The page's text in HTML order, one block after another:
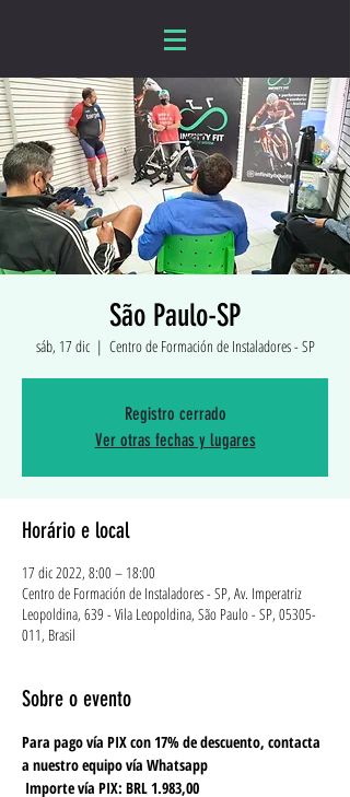
São Paulo-SP
sáb, 17 dic
  |
Centro de Formación de Instaladores - SP
Registro cerrado
Ver otras fechas y lugares
Horário e local
17 dic 2022, 8:00 – 18:00
Centro de Formación de Instaladores - SP, Av. Imperatriz
Leopoldina, 639 - Vila Leopoldina, São Paulo - SP, 05305-
011, Brasil
Sobre o evento
Para pago vía PIX con 17% de descuento, contacta
a nuestro equipo vía Whatsapp
Importe vía PIX: BRL 1.983,00